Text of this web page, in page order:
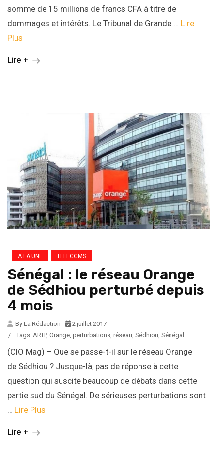
somme de 15 millions de francs CFA à titre de
dommages et intérêts. Le Tribunal de Grande … Lire
Plus
Lire +
A LA UNE TELECOMS
Sénégal : le réseau Orange
de Sédhiou perturbé depuis
4 mois
By La Rédaction
2 juillet 2017
/
Tags: ARTP, Orange, perturbations, réseau, Sédhiou, Sénégal
(CIO Mag) – Que se passe-t-il sur le réseau Orange
de Sédhiou ? Jusque-là, pas de réponse à cette
question qui suscite beaucoup de débats dans cette
partie sud du Sénégal. De sérieuses perturbations sont
… Lire Plus
Lire +